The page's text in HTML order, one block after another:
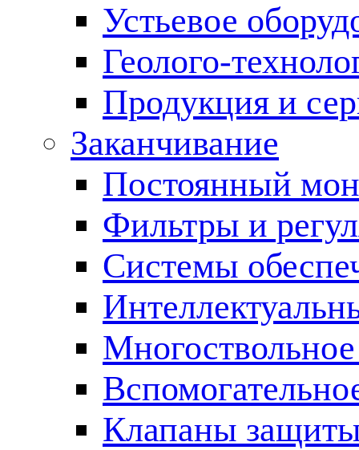
Устьевое
Геолого-
Продукция и
Заканчивание
Постоянный
Фильтры и
Cистемы
Клапаны